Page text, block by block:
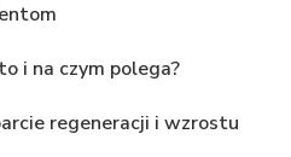
i na czym polega?
regeneracji i wzrostu